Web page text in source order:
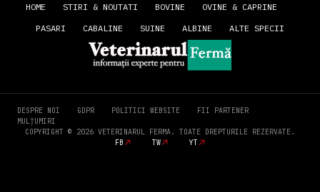
HOME STIRI & NOUTATI BOVINE OVINE & CAPRINE
PASARI CABALINE SUINE ALBINE ALTE SPECII
DESPRE NOI GDPR POLITICI WEBSITE
FII PARTENER
MULȚUMIRI
COPYRIGHT © 2026 VETERINARUL FERMA. TOATE DREPTURILE REZERVATE.
FB
TW YT